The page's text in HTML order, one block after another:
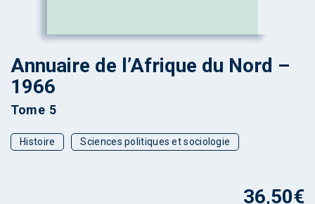
Annuaire de l’Afrique du Nord –
1966
Tome 5
Histoire Sciences politiques et sociologie
36,50€